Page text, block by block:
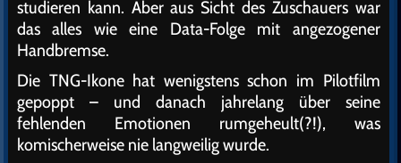
studieren kann. Aber aus Sicht des Zuschauers war
das alles wie eine Data-Folge mit angezogener
Handbremse.
Die TNG-Ikone hat wenigstens schon im Pilotfilm
gepoppt – und danach jahrelang über seine
fehlenden Emotionen rumgeheult(?!), was
komischerweise nie langweilig wurde.